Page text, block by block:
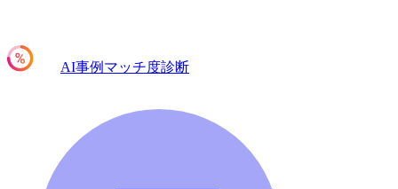
AI事例マッチ度診断